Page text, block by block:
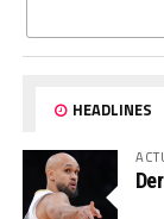
HEADLINES